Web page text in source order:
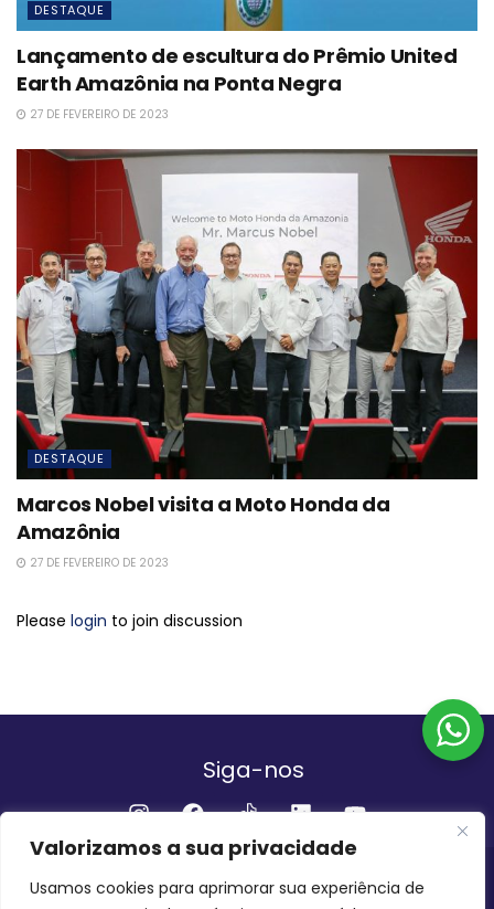
Valorizamos a sua privacidade
Usamos cookies para aprimorar sua experiência de
DESTAQUE
Lançamento de escultura do Prêmio United
Earth Amazônia na Ponta Negra
27 DE FEVEREIRO DE 2023
DESTAQUE
Marcos Nobel visita a Moto Honda da
Amazônia
27 DE FEVEREIRO DE 2023
Please login to join discussion
Siga-nos
Institucional